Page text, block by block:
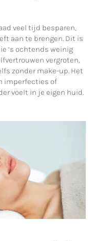
veel tijd besparen,
aan te brengen. Dit is
‘s ochtends weinig
vergroten,
zonder make-up. Het
imperfecties of
voelt in je eigen huid.